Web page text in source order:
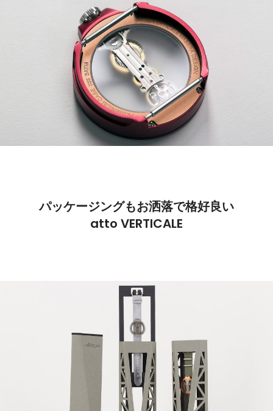
パッケージングもお洒落で格好良い
atto VERTICALE